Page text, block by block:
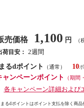
売価格 1,100 円 （
荷目安： 2週間
るdポイント
（通常）
10
ャンペーンポイント
（期間
各キャンペーン詳細および
るdポイントはポイント支払を除く商品